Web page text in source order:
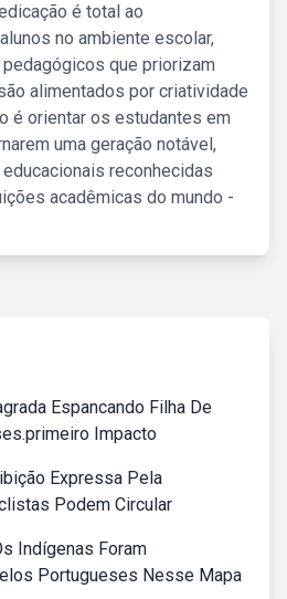
é total ao
no ambiente escolar,
que priorizam
alimentados por criatividade
é orientar os estudantes em
uma geração notável,
reconhecidas
acadêmicas do mundo -
Espancando Filha De
Impacto
Expressa Pela
Podem Circular
Indígenas Foram
Portugueses Nesse Mapa